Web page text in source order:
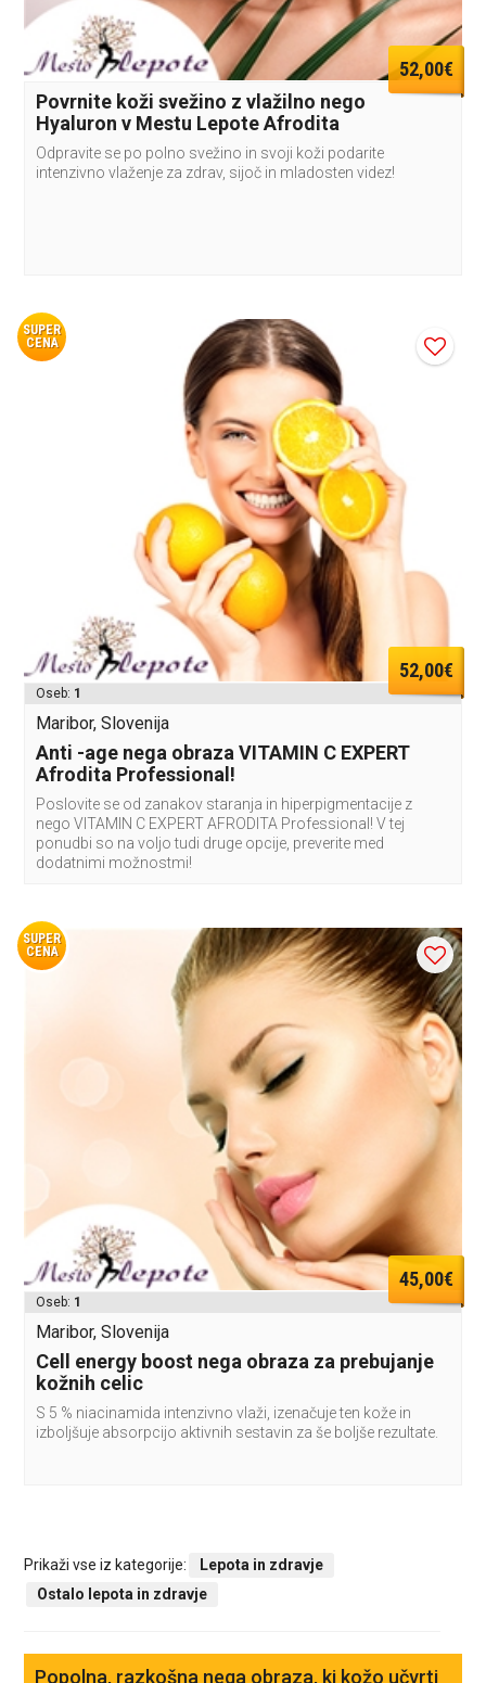
52,00€
Povrnite koži svežino z vlažilno nego
Hyaluron v Mestu Lepote Afrodita
Odpravite se po polno svežino in svoji koži podarite
intenzivno vlaženje za zdrav, sijoč in mladosten videz!
SUPER
CENA
52,00€
Oseb: 1
Maribor, Slovenija
Anti -age nega obraza VITAMIN C EXPERT
Afrodita Professional!
Poslovite se od zanakov staranja in hiperpigmentacije z
nego VITAMIN C EXPERT AFRODITA Professional! V tej
ponudbi so na voljo tudi druge opcije, preverite med
dodatnimi možnostmi!
SUPER
CENA
45,00€
Oseb: 1
Maribor, Slovenija
Cell energy boost nega obraza za prebujanje
kožnih celic
S 5 % niacinamida intenzivno vlaži, izenačuje ten kože in
izboljšuje absorpcijo aktivnih sestavin za še boljše rezultate.
Prikaži vse iz kategorije:
Lepota in zdravje
Ostalo lepota in zdravje
Popolna, razkošna nega obraza, ki kožo učvrti